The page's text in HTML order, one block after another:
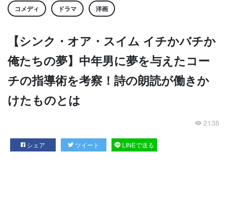
コメディ ドラマ 洋画
【シンク・オア・スイム イチかバチか
俺たちの夢】中年男に夢を与えたコー
チの指導術を考察！詩の朗読が働きか
けたものとは
2138
シェア ツイート LINEで送る